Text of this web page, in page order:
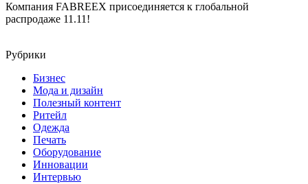
Компания FABREEX присоединяется к глобальной
распродаже 11.11!
Рубрики
Бизнес
Мода и дизайн
Полезный контент
Ритейл
Одежда
Печать
Оборудование
Инновации
Интервью